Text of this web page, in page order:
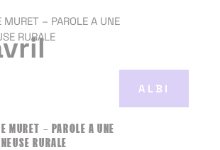
ALBI
MURET – PAROLE A UNE
RURALE